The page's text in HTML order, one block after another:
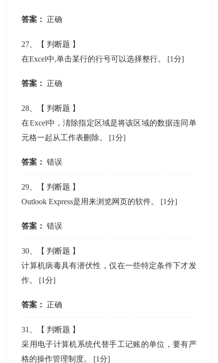
答案： 正确
27 、【 判断题 】
在Excel中,单击某行的行号可以选择整行。 [1分]
答案： 正确
28 、【 判断题 】
在Excel中，淸除指定区域是将该区域的数据连同单
元格一起从工作表刪除。 [1分]
答案： 错误
29 、【 判断题 】
Outlook Express是用来浏览网页的软件。 [1分]
答案： 错误
30 、【 判断题 】
计算机病毒具有潜伏性，仅在一些特定条件下才发
作。 [1分]
答案： 正确
31 、【 判断题 】
采用电子计算机系统代替手工记账的单位，要有严
格的操作管理制度。 [1分]